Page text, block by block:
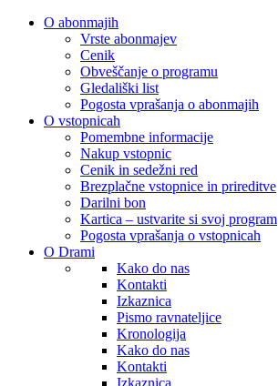
O abonmajih
Vrste abonmajev
Cenik
Obveščanje o programu
Gledališki list
Pogosta vprašanja o abonmajih
O vstopnicah
Pomembne informacije
Nakup vstopnic
Cenik in sedežni red
Brezplačne vstopnice in prireditve
Darilni bon
Kartica – ustvarite si svoj program
Pogosta vprašanja o vstopnicah
O Drami
Kako do nas
Kontakti
Izkaznica
Pismo ravnateljice
Kronologija
Kako do nas
Kontakti
Izkaznica